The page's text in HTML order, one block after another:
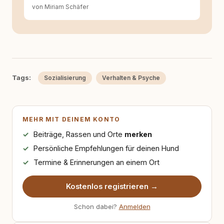
von Miriam Schäfer
Tags: Sozialisierung Verhalten & Psyche
MEHR MIT DEINEM KONTO
Beiträge, Rassen und Orte merken
Persönliche Empfehlungen für deinen Hund
Termine & Erinnerungen an einem Ort
Kostenlos registrieren →
Schon dabei? Anmelden